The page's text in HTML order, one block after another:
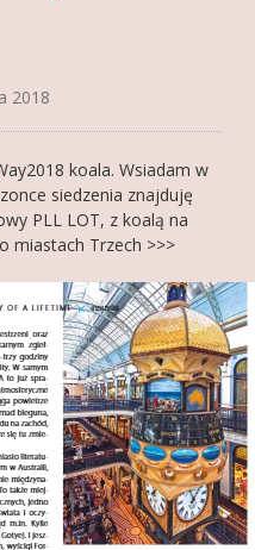
2018
koala. Wsiadam w
siedzenia znajduję
PLL LOT, z koalą na
miastach Trzech >>>